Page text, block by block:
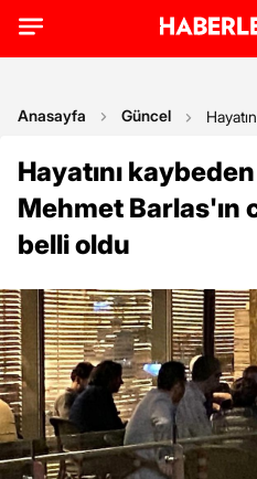
Anasayfa Güncel
Hayatını
Mehmet Barlas'ın
belli oldu